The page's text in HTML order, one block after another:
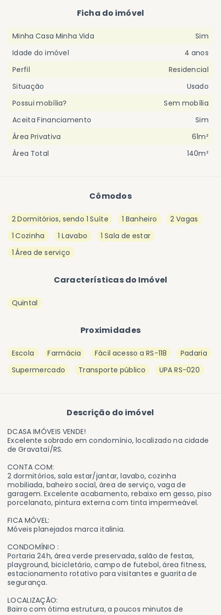
Cômodos
2 Dormitórios, sendo 1 Suíte 1 Banheiro
2 Vagas
1 Cozinha
1 Lavabo
1 Sala de estar
1 Área de serviço
Características do Imóvel
Quintal
Proximidades
Escola Farmácia Fácil acesso a RS-118
Padaria
Supermercado
Transporte público UPA RS-020
Descrição do imóvel
DCASA IMÓVEIS VENDE!
Excelente sobrado em condomínio, localizado na cidade
de Gravataí/RS.
CONTA COM:
2 dormitórios, sala estar/jantar, lavabo, cozinha
mobiliada, baheiro social, área de serviço, vaga de
garagem. Excelente acabamento, rebaixo em gesso, piso
porcelanato, pintura externa com tinta impermeável.
FICA MÓVEL:
Móveis planejados marca italinia.
CONDOMÍNIO :
Portaria 24h, área verde preservada, salão de festas,
playground, bicicletário, campo de futebol, área fitness,
estacionamento rotativo para visitantes e guarita de
segurança.
LOCALIZAÇÃO:
Bairro com ótima estrutura, a poucos minutos de
Ficha do imóvel
Minha Casa Minha Vida
Sim
Idade do imóvel
4 anos
Perfil
Residencial
Situação
Usado
Possui mobília?
Sem mobília
Aceita Financiamento
Sim
Área Privativa
61m²
Área Total
140m²